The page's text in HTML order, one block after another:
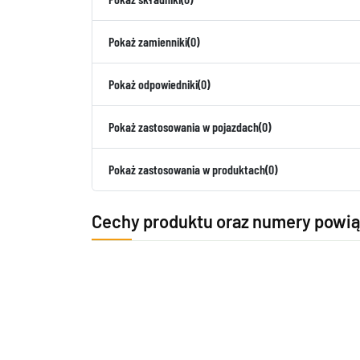
Pokaż zamienniki(0)
Pokaż odpowiedniki(0)
Pokaż zastosowania w pojazdach(0)
Pokaż zastosowania w produktach(0)
Cechy produktu oraz numery